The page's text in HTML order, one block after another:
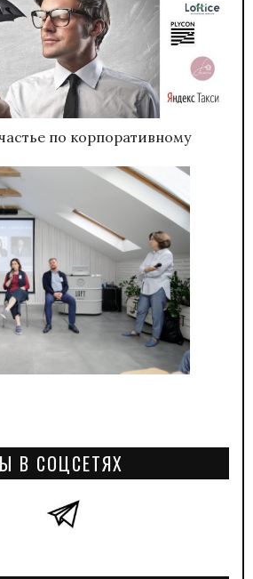
по корпоративному
В СОЦСЕТЯХ